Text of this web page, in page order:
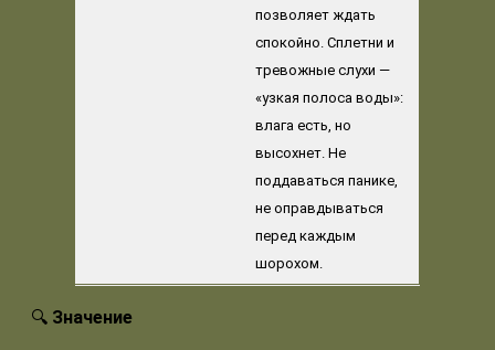
позволяет ждать
спокойно. Сплетни и
тревожные слухи —
«узкая полоса воды»:
влага есть, но
высохнет. Не
поддаваться панике,
не оправдываться
перед каждым
шорохом.
🔍 Значение